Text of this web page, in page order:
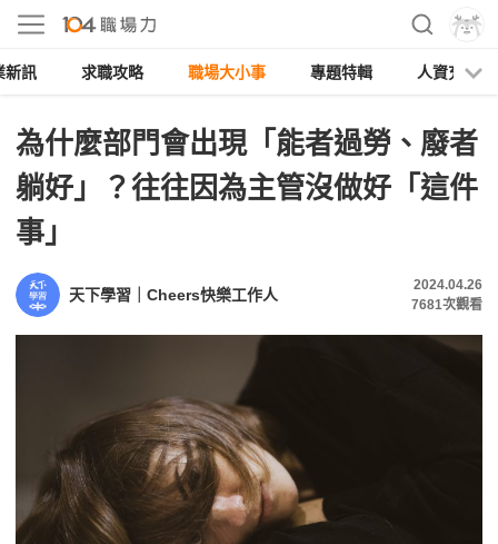
新訊 求職攻略 職場大小事 專題特輯 人資充電
為什麼部門會出現「能者過勞、廢者
躺好」？往往因為主管沒做好「這件
事」
天下學習｜Cheers快樂工作人
2024.04.26
7681次觀看